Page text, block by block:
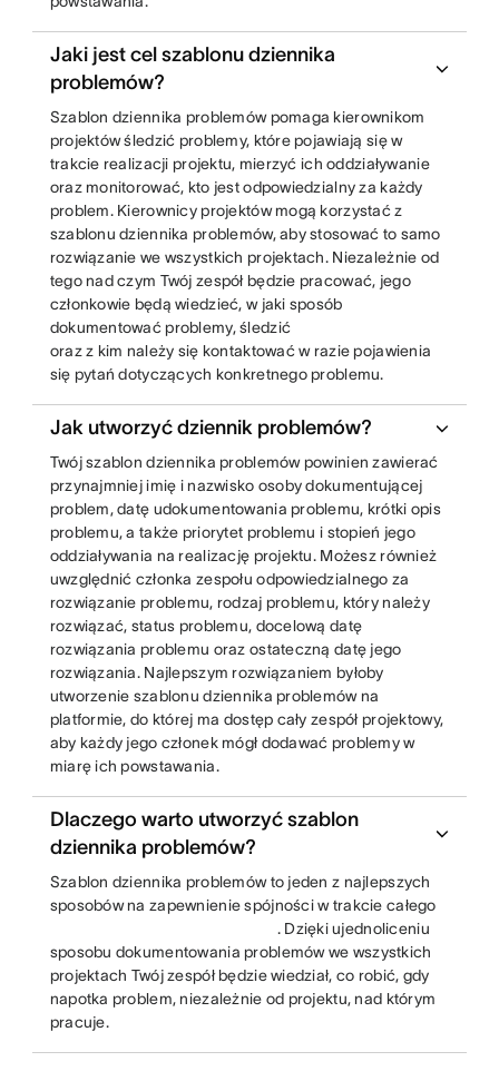
Jaki jest cel szablonu dziennika
problemów?
Szablon dziennika problemów pomaga kierownikom
projektów śledzić problemy, które pojawiają się w
trakcie realizacji projektu, mierzyć ich oddziaływanie
oraz monitorować, kto jest odpowiedzialny za każdy
problem. Kierownicy projektów mogą korzystać z
szablonu dziennika problemów, aby stosować to samo
rozwiązanie we wszystkich projektach. Niezależnie od
tego nad czym Twój zespół będzie pracować, jego
członkowie będą wiedzieć, w jaki sposób
dokumentować problemy, śledzić
oraz z kim należy się kontaktować w razie pojawienia
się pytań dotyczących konkretnego problemu.
Jak utworzyć dziennik problemów?
Twój szablon dziennika problemów powinien zawierać
przynajmniej imię i nazwisko osoby dokumentującej
problem, datę udokumentowania problemu, krótki opis
problemu, a także priorytet problemu i stopień jego
oddziaływania na realizację projektu. Możesz również
uwzględnić członka zespołu odpowiedzialnego za
rozwiązanie problemu, rodzaj problemu, który należy
rozwiązać, status problemu, docelową datę
rozwiązania problemu oraz ostateczną datę jego
rozwiązania. Najlepszym rozwiązaniem byłoby
utworzenie szablonu dziennika problemów na
platformie, do której ma dostęp cały zespół projektowy,
aby każdy jego członek mógł dodawać problemy w
miarę ich powstawania.
Dlaczego warto utworzyć szablon
dziennika problemów?
Szablon dziennika problemów to jeden z najlepszych
sposobów na zapewnienie spójności w trakcie całego
. Dzięki ujednoliceniu
sposobu dokumentowania problemów we wszystkich
projektach Twój zespół będzie wiedział, co robić, gdy
napotka problem, niezależnie od projektu, nad którym
pracuje.